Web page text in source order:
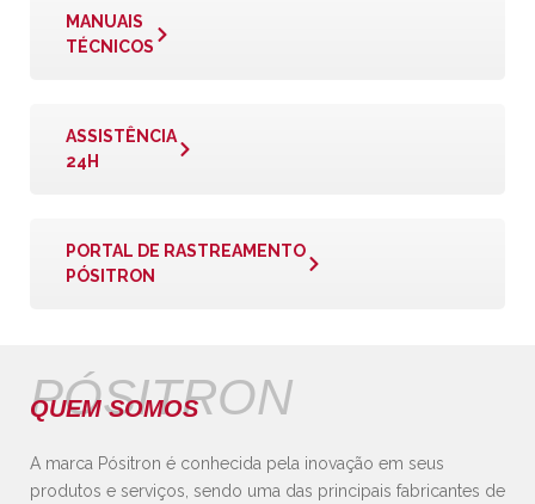
MANUAIS
TÉCNICOS
ASSISTÊNCIA
24H
PORTAL DE RASTREAMENTO
PÓSITRON
PÓSITRON
QUEM SOMOS
A marca Pósitron é conhecida pela inovação em seus
produtos e serviços, sendo uma das principais fabricantes de